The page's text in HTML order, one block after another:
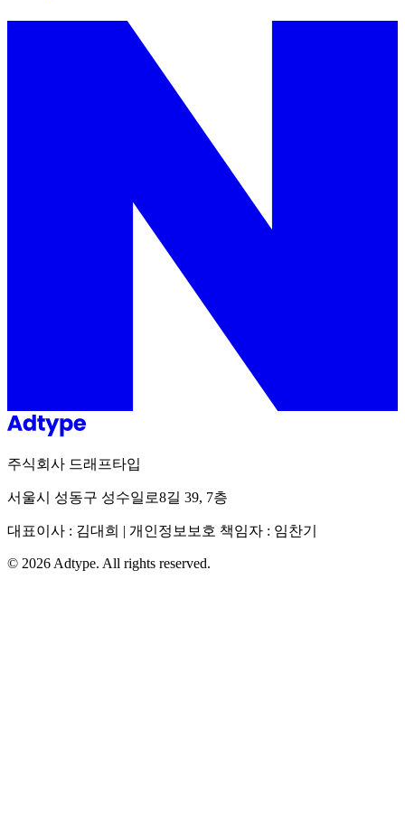
주식회사 드래프타입
서울시 성동구 성수일로8길 39, 7층
대표이사 : 김대희 | 개인정보보호 책임자 : 임찬기
© 2026 Adtype. All rights reserved.